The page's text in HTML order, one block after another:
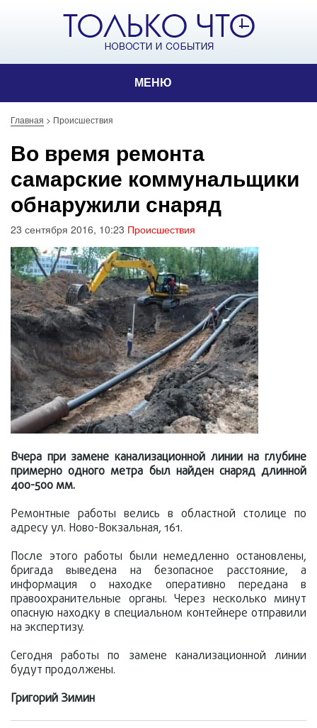
МЕНЮ
Главная > Происшествия
Во время ремонта
самарские коммунальщики
обнаружили снаряд
23 сентября 2016, 10:23 Происшествия
Вчера при замене канализационной линии на глубине
примерно одного метра был найден снаряд длинной
400-500 мм.
Ремонтные работы велись в областной столице по
адресу ул. Ново-Вокзальная, 161.
После этого работы были немедленно остановлены,
бригада выведена на безопасное расстояние, а
информация о находке оперативно передана в
правоохранительные органы. Через несколько минут
опасную находку в специальном контейнере отправили
на экспертизу.
Сегодня работы по замене канализационной линии
будут продолжены.
Григорий Зимин